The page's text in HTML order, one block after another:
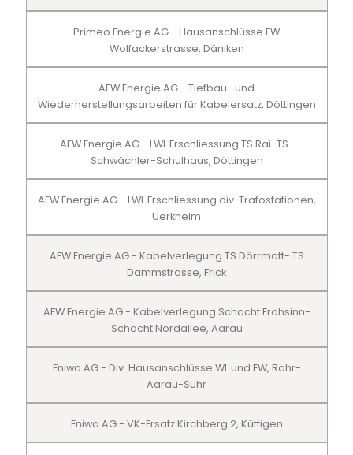
Primeo Energie AG - Hausanschlüsse EW
Wolfackerstrasse, Däniken
AEW Energie AG - Tiefbau- und
Wiederherstellungsarbeiten für Kabelersatz, Döttingen
AEW Energie AG - LWL Erschliessung TS Rai-TS-
Schwächler-Schulhaus, Döttingen
AEW Energie AG - LWL Erschliessung div. Trafostationen,
Uerkheim
AEW Energie AG - Kabelverlegung TS Dörrmatt- TS
Dammstrasse, Frick
AEW Energie AG - Kabelverlegung Schacht Frohsinn-
Schacht Nordallee, Aarau
Eniwa AG - Div. Hausanschlüsse WL und EW, Rohr-
Aarau-Suhr
Eniwa AG - VK-Ersatz Kirchberg 2, Küttigen